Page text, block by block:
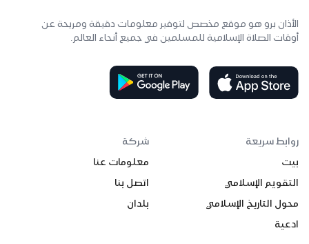
الأذان برو هو موقع مخصص لتوفير معلومات دقيقة ومريحة عن
أوقات الصلاة الإسلامية للمسلمين في جميع أنحاء العالم.
روابط سريعة
بيت
التقويم الإسلامي
محول التاريخ الإسلامي
ادعية
شركة
معلومات عنا
اتصل بنا
بلدان